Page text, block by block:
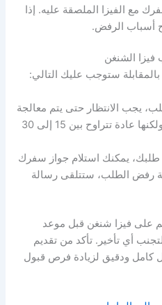
مع الفيزا الملصقة عليه. إذا
أسباب الرفض.
فيزا الشنغن
بالمقابلة ستوجب عليك التالي:
يجب الانتظار حتى يتم معالجة
طلبك. مدة المعالجة قد تختلف ولكنها عادة تتراوح بين 15 إلى 30
طلبك، يمكنك استلام جواز سفرك
رفض الطلب، ستتلقى رسالة
على فيزا شنغن قبل موعد
أي تأخير. تأكد من تقديم
كامل ودقيق لزيادة فرص قبول